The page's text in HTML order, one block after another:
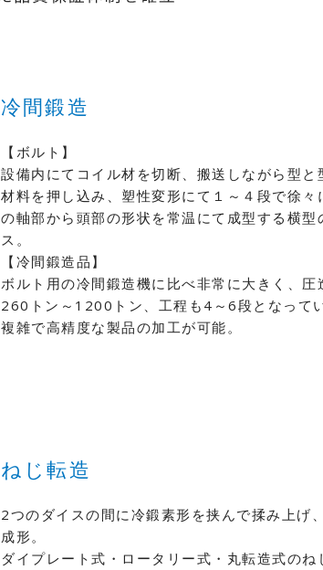
冷間鍛造
【ボルト】
設備内にてコイル材を切断、搬送しながら型と
材料を押し込み、塑性変形にて１～４段で徐々
の軸部から頭部の形状を常温にて成型する横型
ス。
【冷間鍛造品】
ボルト用の冷間鍛造機に比べ非常に大きく、圧
260トン～1200トン、工程も4～6段となって
複雑で高精度な製品の加工が可能。
ねじ転造
2つのダイスの間に冷鍛素形を挟んで揉み上げ
成形。
ダイプレート式・ロータリー式・丸転造式のね